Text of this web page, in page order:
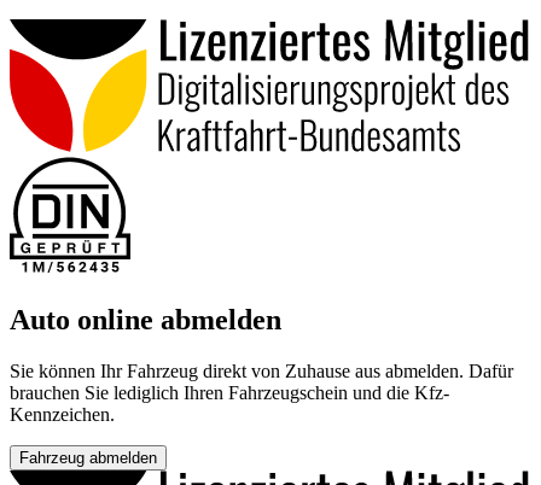
Auto online abmelden
Sie können Ihr Fahrzeug direkt von Zuhause aus abmelden. Dafür
brauchen Sie lediglich Ihren Fahrzeugschein und die Kfz-
Kennzeichen.
Fahrzeug abmelden